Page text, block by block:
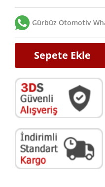
Gürbüz Otomotiv
Sepete Ekle